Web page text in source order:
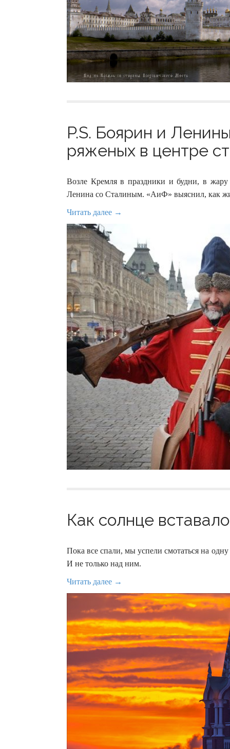
P.S. Боярин и
ряженых в центре
Возле Кремля в праздники и будни, в
Ленина со Сталиным. «АиФ» выяснил, как
Читать далее →
Как солнце
Пока все спали, мы успели смотаться на
И не только над ним.
Читать далее →